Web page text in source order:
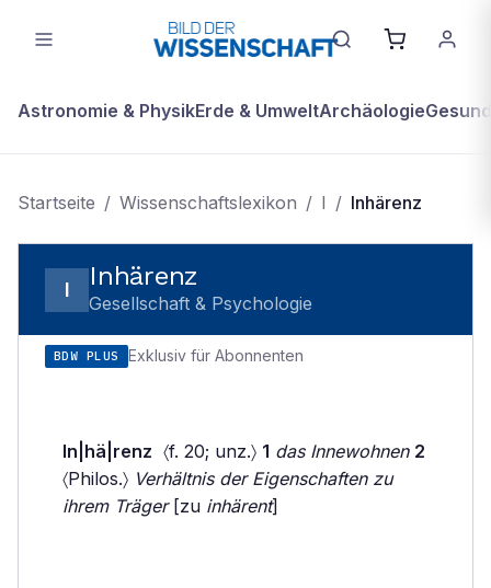
Astronomie & PhysikErde & UmweltArchäologie
Startseite / Wissenschaftslexikon / I / Inhärenz
I Inhärenz
Gesellschaft & Psychologie
BDW PLUS Exklusiv für Abonnenten
In|hä|renz 〈f. 20; unz.〉 1 das Innewohnen 2
〈Philos.〉 Verhältnis der Eigenschaften zu
ihrem Träger[zu inhärent]